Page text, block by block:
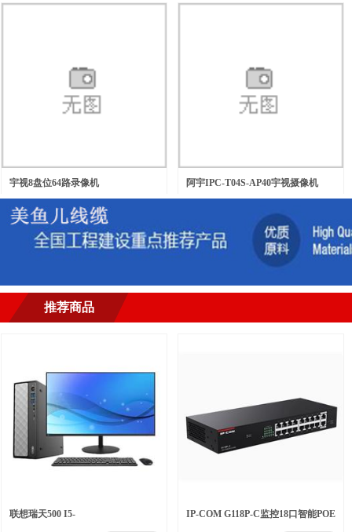
宇视8盘位64路录像机
￥0.00元/台
阿宇IPC-T04S-AP40宇视摄像机
推荐商品
联想瑞天500 I5- IP-COM G118P-C监控18口智能POE